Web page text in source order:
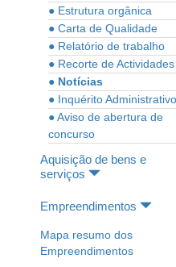
● Estrutura orgânica
● Carta de Qualidade
● Relatório de trabalho
● Recorte de Actividades
● Notícias
● Inquérito Administrativo
● Aviso de abertura de
concurso
Aquisição de bens e
serviços
Empreendimentos
Mapa resumo dos
Empreendimentos